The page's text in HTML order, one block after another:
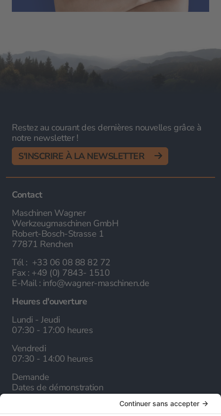
Restez au courant des dernières nouvelles grâce à
notre newsletter !
S'INSCRIRE À LA NEWSLETTER
Contact
Maschinen Wagner
Werkzeugmaschinen GmbH
Robert-Bosch-Strasse 1
77871 Renchen
Tél : +33 06 08 88 82 72
Fax : +49 (0) 7843- 1510
E-Mail : info@wagner-maschinen.de
Heures d'ouverture
Lundi - Jeudi
07:30 - 17:00 heures
Vendredi
07:30 - 14:00 heures
Demande
Dates de démonstration